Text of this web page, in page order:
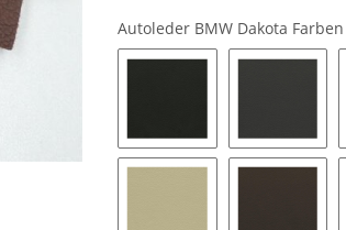
Autoleder BMW Dakota Farben
0500D - schwarz1255 -